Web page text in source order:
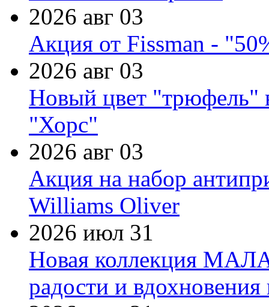
2026 авг 03
Акция от Fissman -
2026 авг 03
Новый цвет "трюфель"
"Хорс"
2026 авг 03
Акция на набор
Williams Oliver
2026 июл 31
Новая коллекция
радости и